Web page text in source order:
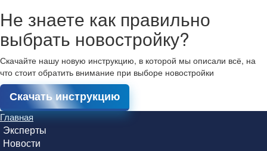
Не знаете как правильно
выбрать новостройку?
Скачайте нашу новую инструкцию, в которой мы описали всё, на
что стоит обратить внимание при выборе новостройки
Скачать инструкцию
Главная
Эксперты
Новости